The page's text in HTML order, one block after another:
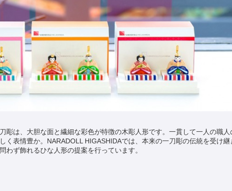
彫は、大胆な面と繊細な彩色が特徴の木彫人形です。一貫して一人の職人
く表情豊か。NARADOLL HIGASHIDAでは、本来の一刀彫の伝統を受け継
ず飾れるひな人形の提案を行っています。